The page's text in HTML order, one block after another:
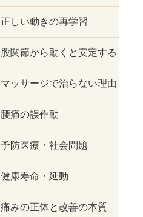
正しい動きの再学習
股関節から動くと安定する
マッサージで治らない理由
腰痛の誤作動
予防医療・社会問題
健康寿命・延動
痛みの正体と改善の本質